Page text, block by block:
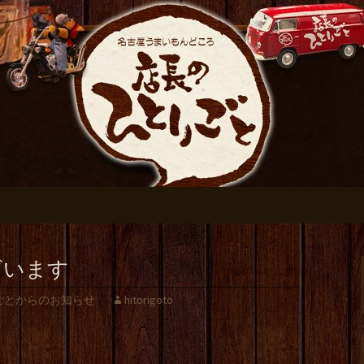
の居酒屋【
すすめです
ます
からのお知らせ hitorigoto